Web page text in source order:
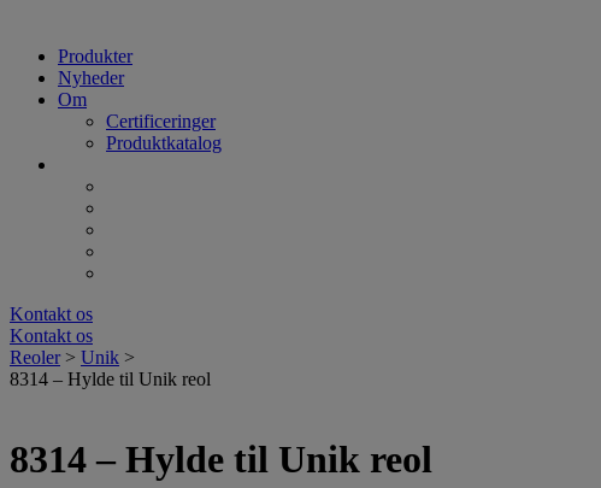
Produkter
Nyheder
Om
Certificeringer
Produktkatalog
Kontakt os
Kontakt os
Reoler> Unik >
8314 – Hylde til Unik reol
8314 – Hylde til Unik reol